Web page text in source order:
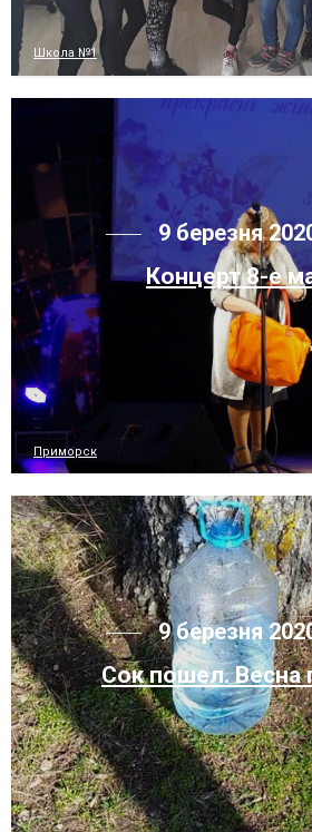
Школа №1
9 березня
Концерт 8-е
Приморск
9 березня
Сок пошел. Весна